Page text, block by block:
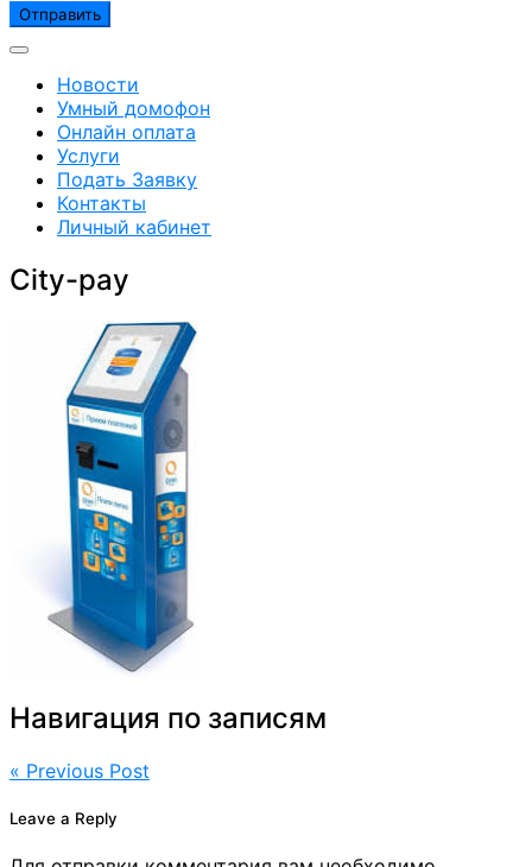
Новости
Умный домофон
Онлайн оплата
Услуги
Подать Заявку
Контакты
Личный кабинет
City-pay
Навигация по записям
« Previous Post
Leave a Reply